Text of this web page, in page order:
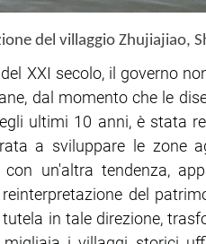
del villaggio Zhujiajiao,
del XXI secolo, il governo
dal momento che le
ultimi 10 anni, è stata
a sviluppare le zone
con un'altra tendenza,
reinterpretazione del
in tale direzione,